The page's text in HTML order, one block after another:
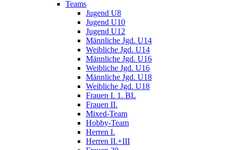
Teams
Jugend U8
Jugend U10
Jugend U12
Männliche Jgd. U14
Weibliche Jgd. U14
Männliche Jgd. U16
Weibliche Jgd. U16
Männliche Jgd. U18
Weibliche Jgd. U18
Frauen I. 1. BL
Frauen II.
Mixed-Team
Hobby-Team
Herren I.
Herren II.+III